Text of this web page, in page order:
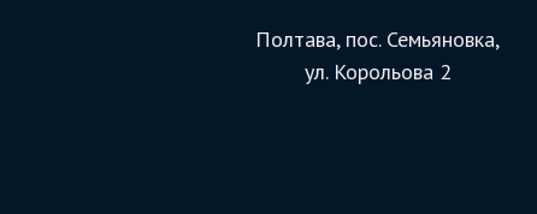
Полтава, пос. Семьяновка,
ул. Корольова 2